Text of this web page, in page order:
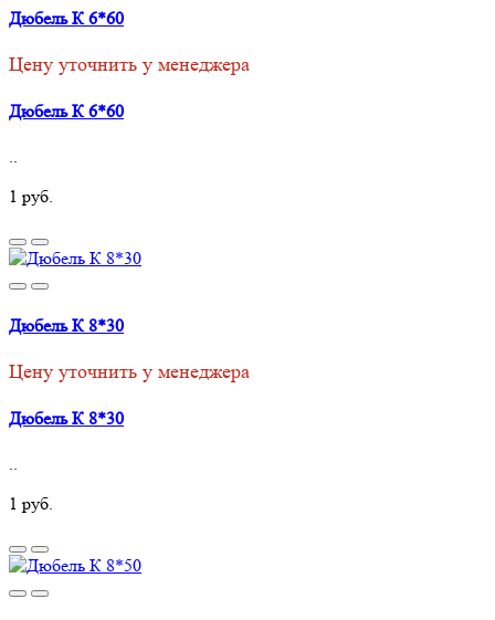
Дюбель К 6*60
Цену уточнить у менеджера
Дюбель К 6*60
..
1 руб.
Дюбель К 8*30
Цену уточнить у менеджера
Дюбель К 8*30
..
1 руб.